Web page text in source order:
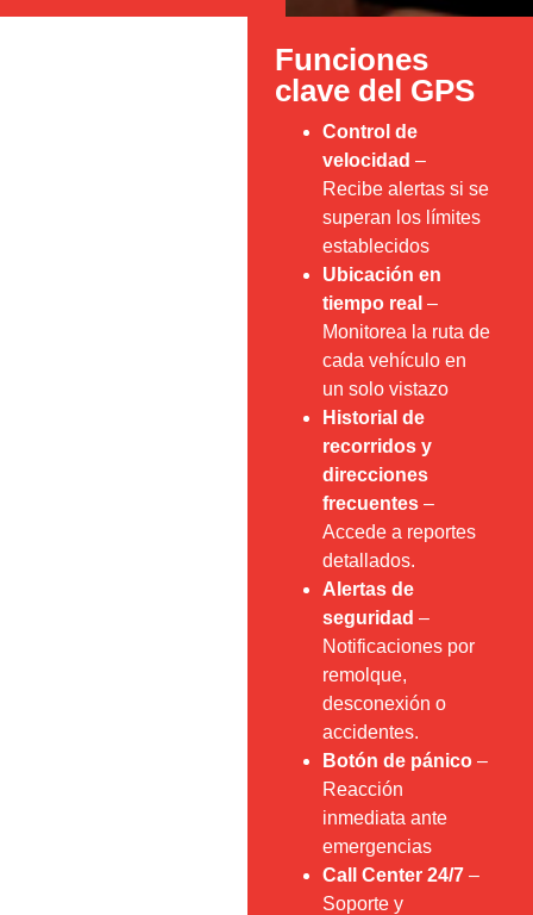
Funciones
clave del GPS
Control de
velocidad –
Recibe alertas si se
superan los límites
establecidos
Ubicación en
tiempo real –
Monitorea la ruta de
cada vehículo en
un solo vistazo
Historial de
recorridos y
direcciones
frecuentes–
Accede a reportes
detallados.
Alertas de
seguridad –
Notificaciones por
remolque,
desconexión o
accidentes.
Botón de pánico–
Reacción
inmediata ante
emergencias
Call Center 24/7–
Soporte y